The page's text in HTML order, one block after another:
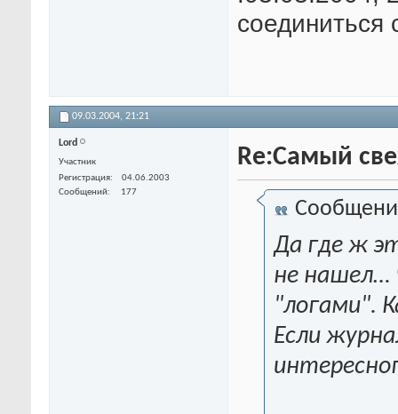
09.03.2004, 21:21
Lord
Участник
Регистрация
04.06.2003
Сообщений
177
Re:Самый
Да где ж
не нашел…
"логами".
Если